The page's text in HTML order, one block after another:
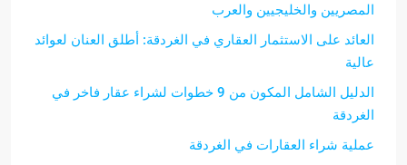
المصريين والخليجيين والعرب
العائد على الاستثمار العقاري في الغردقة: أطلق العنان لعوائد
عالية
الدليل الشامل المكون من 9 خطوات لشراء عقار فاخر في
الغردقة
عملية شراء العقارات في الغردقة